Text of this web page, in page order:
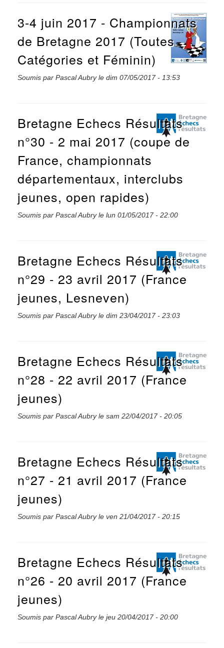
3-4 juin 2017 - Championnats
de Bretagne 2017 (Toutes
Catégories et Féminin)
Soumis par Pascal Aubryle dim 07/05/2017 - 13:53
Bretagne Echecs Résultats
n°30 - 2 mai 2017 (coupe de
France, championnats
départementaux, interclubs
jeunes, open rapides)
Soumis par Pascal Aubryle lun 01/05/2017 - 22:00
Bretagne Echecs Résultats
n°29 - 23 avril 2017 (France
jeunes, Lesneven)
Soumis par Pascal Aubryle dim 23/04/2017 - 23:03
Bretagne Echecs Résultats
n°28 - 22 avril 2017 (France
jeunes)
Soumis par Pascal Aubryle sam 22/04/2017 - 20:05
Bretagne Echecs Résultats
n°27 - 21 avril 2017 (France
jeunes)
Soumis par Pascal Aubryle ven 21/04/2017 - 20:15
Bretagne Echecs Résultats
n°26 - 20 avril 2017 (France
jeunes)
Soumis par Pascal Aubryle jeu 20/04/2017 - 20:00